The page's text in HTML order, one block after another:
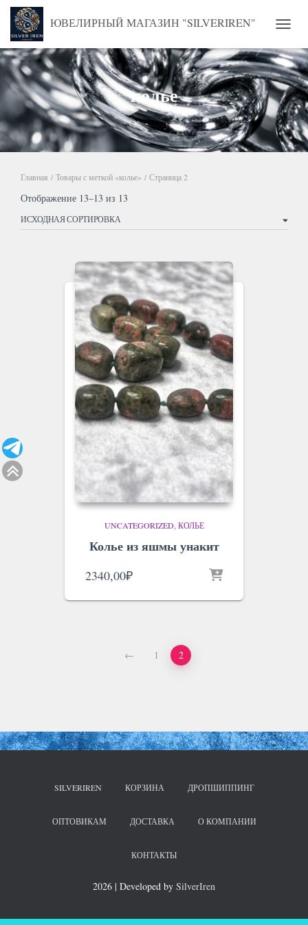
ЮВЕЛИРНЫЙ МАГАЗИН "SILVERIREN"
колье
Главная / Товары с меткой «колье» / Страница 2
Отображение 13–13 из 13
UNCATEGORIZED КОЛЬЕ
Колье из яшмы унакит
2340,00₽
← 1 2
SILVERIREN КОРЗИНА ДРОПШИППИНГ
ОПТОВИКАМ ДОСТАВКА О КОМПАНИИ
КОНТАКТЫ
2026 | Developed by SilverIren